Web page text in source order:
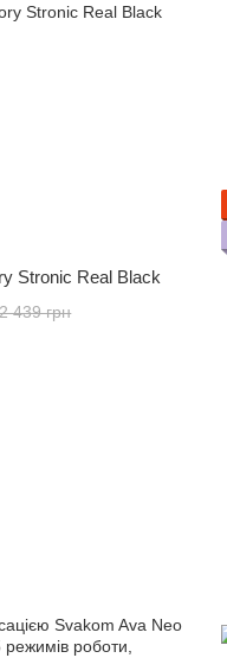
Stronic Real Black
2 439 грн